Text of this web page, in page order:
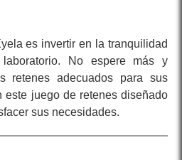
es invertir en la tranquilidad
No espere más y
retenes adecuados para sus
este juego de retenes diseñado
sus necesidades.